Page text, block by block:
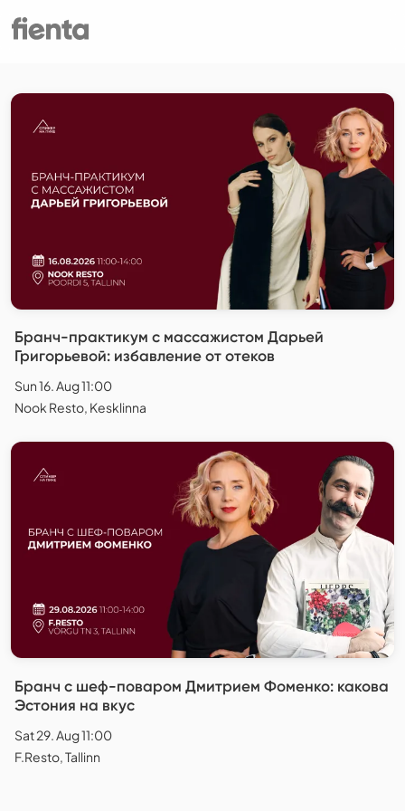
Бранч-практикум с массажистом Дарьей
Григорьевой: избавление от отеков
Sun 16. Aug 11:00
Nook Resto, Kesklinna
Бранч с шеф-поваром Дмитрием Фоменко: какова
Эстония на вкус
Sat 29. Aug 11:00
F.Resto, Tallinn